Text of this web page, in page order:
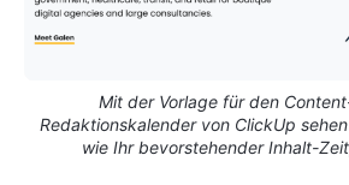
Mit der Vorlage für den
Redaktionskalender von ClickUp
wie Ihr bevorstehender Inhalt-